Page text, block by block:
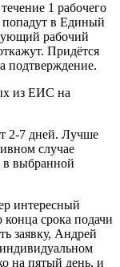
1 рабочего
попадут в Единый
рабочий
Придётся
подтверждение.
из ЕИС на
2-7 дней. Лучше
случае
в выбранной
интересный
срока подачи
заявку, Андрей
на пятый день, и